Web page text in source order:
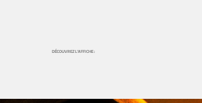
DÉCOUVREZ L’AFFICHE :